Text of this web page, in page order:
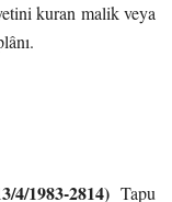
kuran malik veya
1983-2814)Tapu